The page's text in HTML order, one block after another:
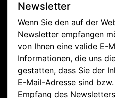
Newsletter
Wenn Sie den auf der
Newsletter empfangen
von Ihnen eine valide E-
Informationen, die uns
gestatten, dass Sie der
E-Mail-Adresse sind
Empfang des